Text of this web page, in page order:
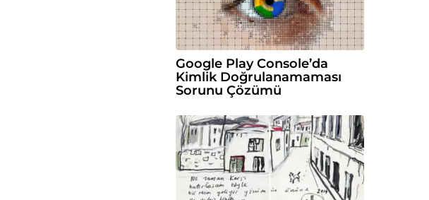
Google Play Console’da
Kimlik Doğrulanamaması
Sorunu Çözümü